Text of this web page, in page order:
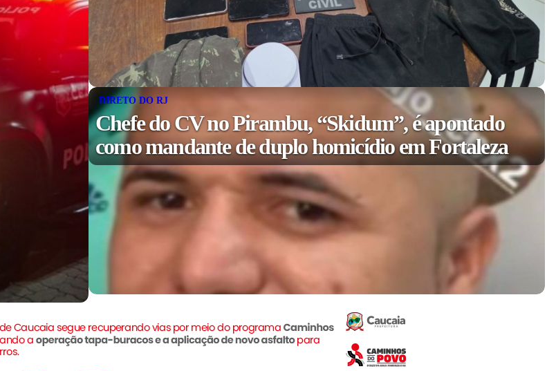
DIRETO DO RJ
Chefe do CV no Pirambu, “Skidum”, é apontado
como mandante de duplo homicídio em Fortaleza